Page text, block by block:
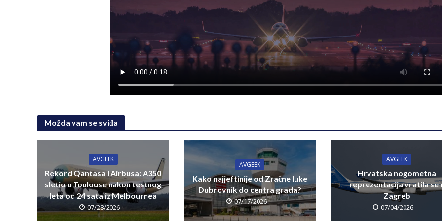
Možda vam se sviđa
AVGEEK
Rekord Qantasa i Airbusa: A350
sletio u Toulouse nakon testnog
leta od 24 sata iz Melbournea
07/28/2026
AVGEEK
Kako najjeftinije od Zračne luke
Dubrovnik do centra grada?
07/17/2026
AVGEEK
Hrvatska nogometna
reprezentacija vratila se
Zagreb
07/04/2026